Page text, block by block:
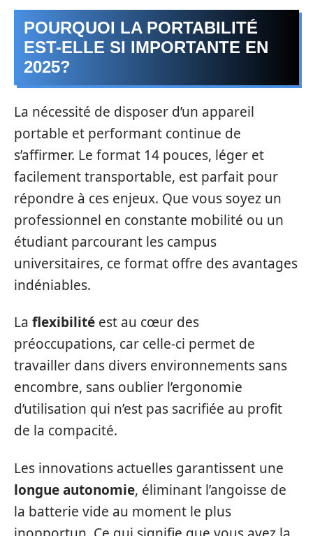
POURQUOI LA PORTABILITÉ
EST-ELLE SI IMPORTANTE EN
2025?
La nécessité de disposer d’un appareil
portable et performant continue de
s’affirmer. Le format 14 pouces, léger et
facilement transportable, est parfait pour
répondre à ces enjeux. Que vous soyez un
professionnel en constante mobilité ou un
étudiant parcourant les campus
universitaires, ce format offre des avantages
indéniables.
La flexibilité est au cœur des
préoccupations, car celle-ci permet de
travailler dans divers environnements sans
encombre, sans oublier l’ergonomie
d’utilisation qui n’est pas sacrifiée au profit
de la compacité.
Les innovations actuelles garantissent une
longue autonomie, éliminant l’angoisse de
la batterie vide au moment le plus